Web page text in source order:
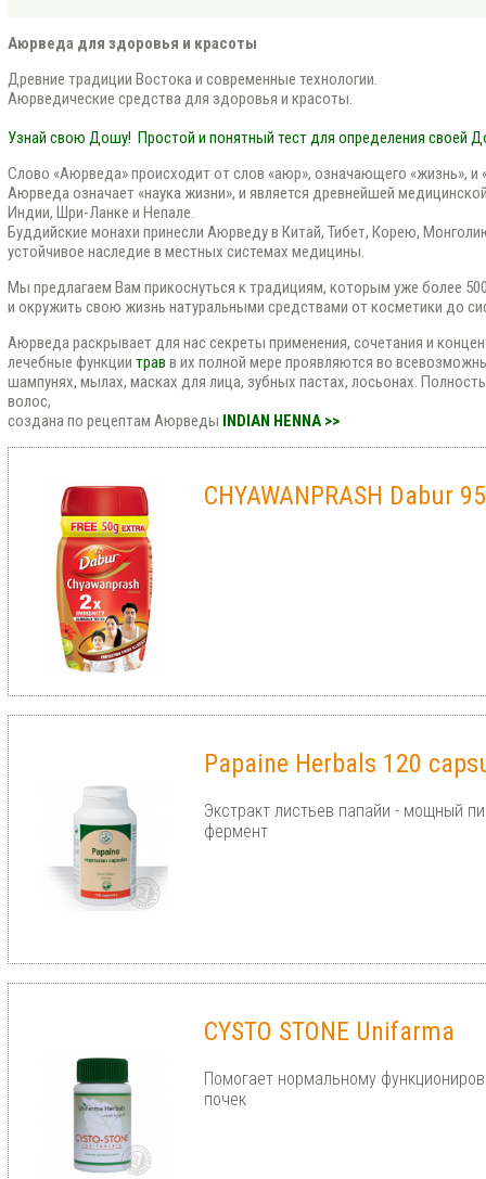
Аюрведа для здоровья и красоты
Древние традиции Востока и современные технологии.
Аюрведические средства для здоровья и красоты.
Узнай свою Дошу! Простой и понятный тест для определения своей
Слово «Аюрведа» происходит от слов «аюр», означающего «жизнь», и
Аюрведа означает «наука жизни», и является древнейшей
Индии, Шри-Ланке и Непале.
Буддийские монахи принесли Аюрведу в Китай, Тибет, Корею,
устойчивое наследие в местных системах медицины.
Мы предлагаем Вам прикоснуться к традициям, которым уже более
и окружить свою жизнь натуральными средствами от косметики до
Аюрведа раскрывает для нас секреты применения, сочетания и
лечебные функции трав в их полной мере проявляются во
шампунях, мылах, масках для лица, зубных пастах, лосьонах.
волос,
создана по рецептам Аюрведы
INDIAN HENNA >>
CHYAWANPRASH Dabur
Papaine Herbals 120
Экстракт листьев папайи - мощный
фермент
CYSTO STONE Unifarma
Помогает нормальному
почек